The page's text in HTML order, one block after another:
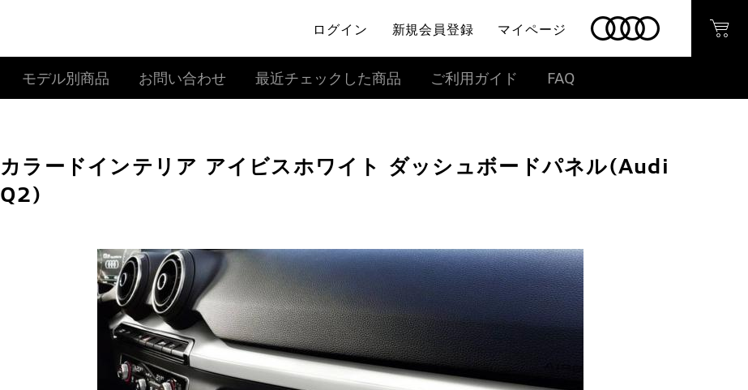
ログイン 新規会員登録 マイページ
モデル別商品 お問い合わせ 最近チェックした商品 ご利用ガイド FAQ
カラードインテリア アイビスホワイト ダッシュボードパネル(Audi
Q2)